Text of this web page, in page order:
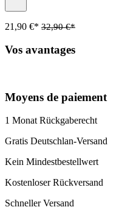
21,90 €* 32,90 €*
Vos avantages
Moyens de paiement
1 Monat Rückgaberecht
Gratis Deutschlan-Versand
Kein Mindestbestellwert
Kostenloser Rückversand
Schneller Versand